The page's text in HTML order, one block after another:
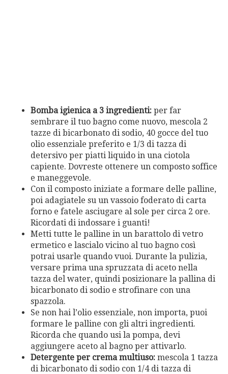
Bomba igienica a 3 ingredienti: per far
sembrare il tuo bagno come nuovo, mescola 2
tazze di bicarbonato di sodio, 40 gocce del tuo
olio essenziale preferito e 1/3 di tazza di
detersivo per piatti liquido in una ciotola
capiente. Dovreste ottenere un composto soffice
e maneggevole.
Con il composto iniziate a formare delle palline,
poi adagiatele su un vassoio foderato di carta
forno e fatele asciugare al sole per circa 2 ore.
Ricordati di indossare i guanti!
Metti tutte le palline in un barattolo di vetro
ermetico e lascialo vicino al tuo bagno così
potrai usarle quando vuoi. Durante la pulizia,
versare prima una spruzzata di aceto nella
tazza del water, quindi posizionare la pallina di
bicarbonato di sodio e strofinare con una
spazzola.
Se non hai l’olio essenziale, non importa, puoi
formare le palline con gli altri ingredienti.
Ricorda che quando usi la pompa, devi
aggiungere aceto al bagno per attivarlo.
Detergente per crema multiuso: mescola 1 tazza
di bicarbonato di sodio con 1/4 di tazza di